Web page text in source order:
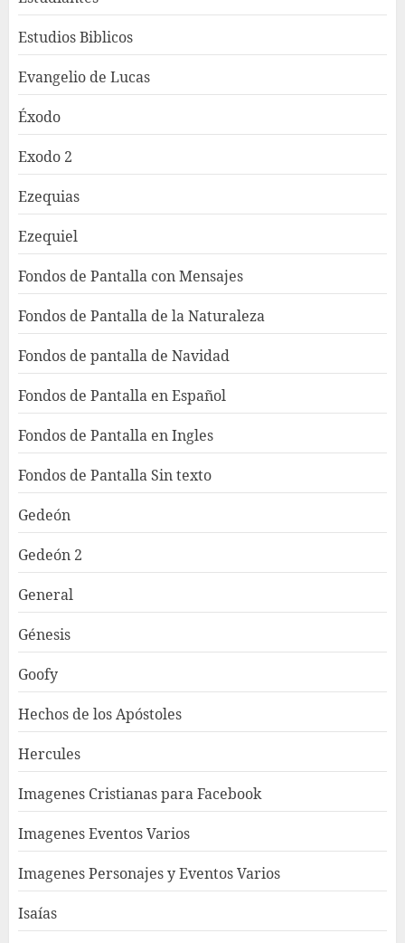
Estudios Biblicos
Evangelio de Lucas
Éxodo
Exodo 2
Ezequias
Ezequiel
Fondos de Pantalla con Mensajes
Fondos de Pantalla de la Naturaleza
Fondos de pantalla de Navidad
Fondos de Pantalla en Español
Fondos de Pantalla en Ingles
Fondos de Pantalla Sin texto
Gedeón
Gedeón 2
General
Génesis
Goofy
Hechos de los Apóstoles
Hercules
Imagenes Cristianas para Facebook
Imagenes Eventos Varios
Imagenes Personajes y Eventos Varios
Isaías